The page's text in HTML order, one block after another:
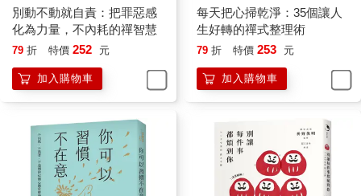
都不會畏懼，能夠精力十足地面對。即便最後未能做出好成績，
也會留下全力以赴的爽快感。不會因為裹足不前，連一半的實力
都無法發揮而感到後悔。
行事畏首
畏尾就不可能成功。請大家帶著信心勇敢踏出家門，迎接一天的
59桌面淨空後再下班——為今天畫下句點的儀式感
別動不動就自責：把罪惡感
化為力量，不內耗的禪智慧
79 折 特價 252 元
加入購物車
每天把心掃乾淨：35個讓人
生好轉的禪式整理術
79 折 特價 253 元
加入購物車